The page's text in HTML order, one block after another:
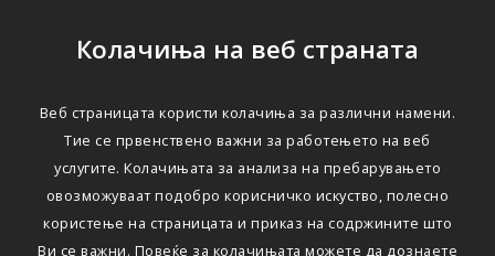
Колачиња на веб страната
Веб страницата користи колачиња за различни намени.
Тие се првенствено важни за работењето на веб
услугите. Колачињата за анализа на пребарувањето
овозможуваат подобро корисничко искуство, полесно
користење на страницата и приказ на содржините што
Ви се важни. Повеќе за колачињата можете да дознаете